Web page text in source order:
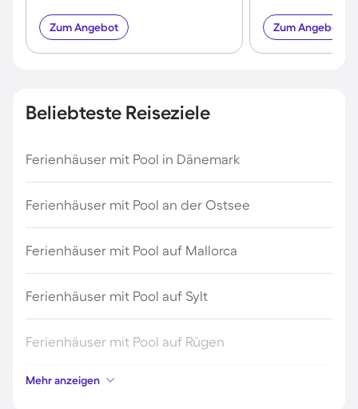
Zum Angebot Zum Angebot
Beliebteste Reiseziele
Ferienhäuser mit Pool in Dänemark
Ferienhäuser mit Pool an der Ostsee
Ferienhäuser mit Pool auf Mallorca
Ferienhäuser mit Pool auf Sylt
Ferienhäuser mit Pool auf Rügen
Ferienhäuser mit Pool am Gardasee
Mehr anzeigen